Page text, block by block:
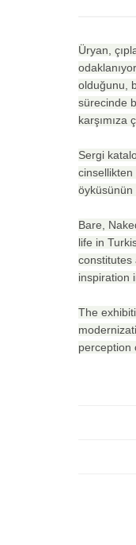
Üryan,
olduğunu,
sürecinde
karşımıza
Sergi
cinsellikten
öyküsünün
Bare,
life in
constitutes
inspiration
The
perception